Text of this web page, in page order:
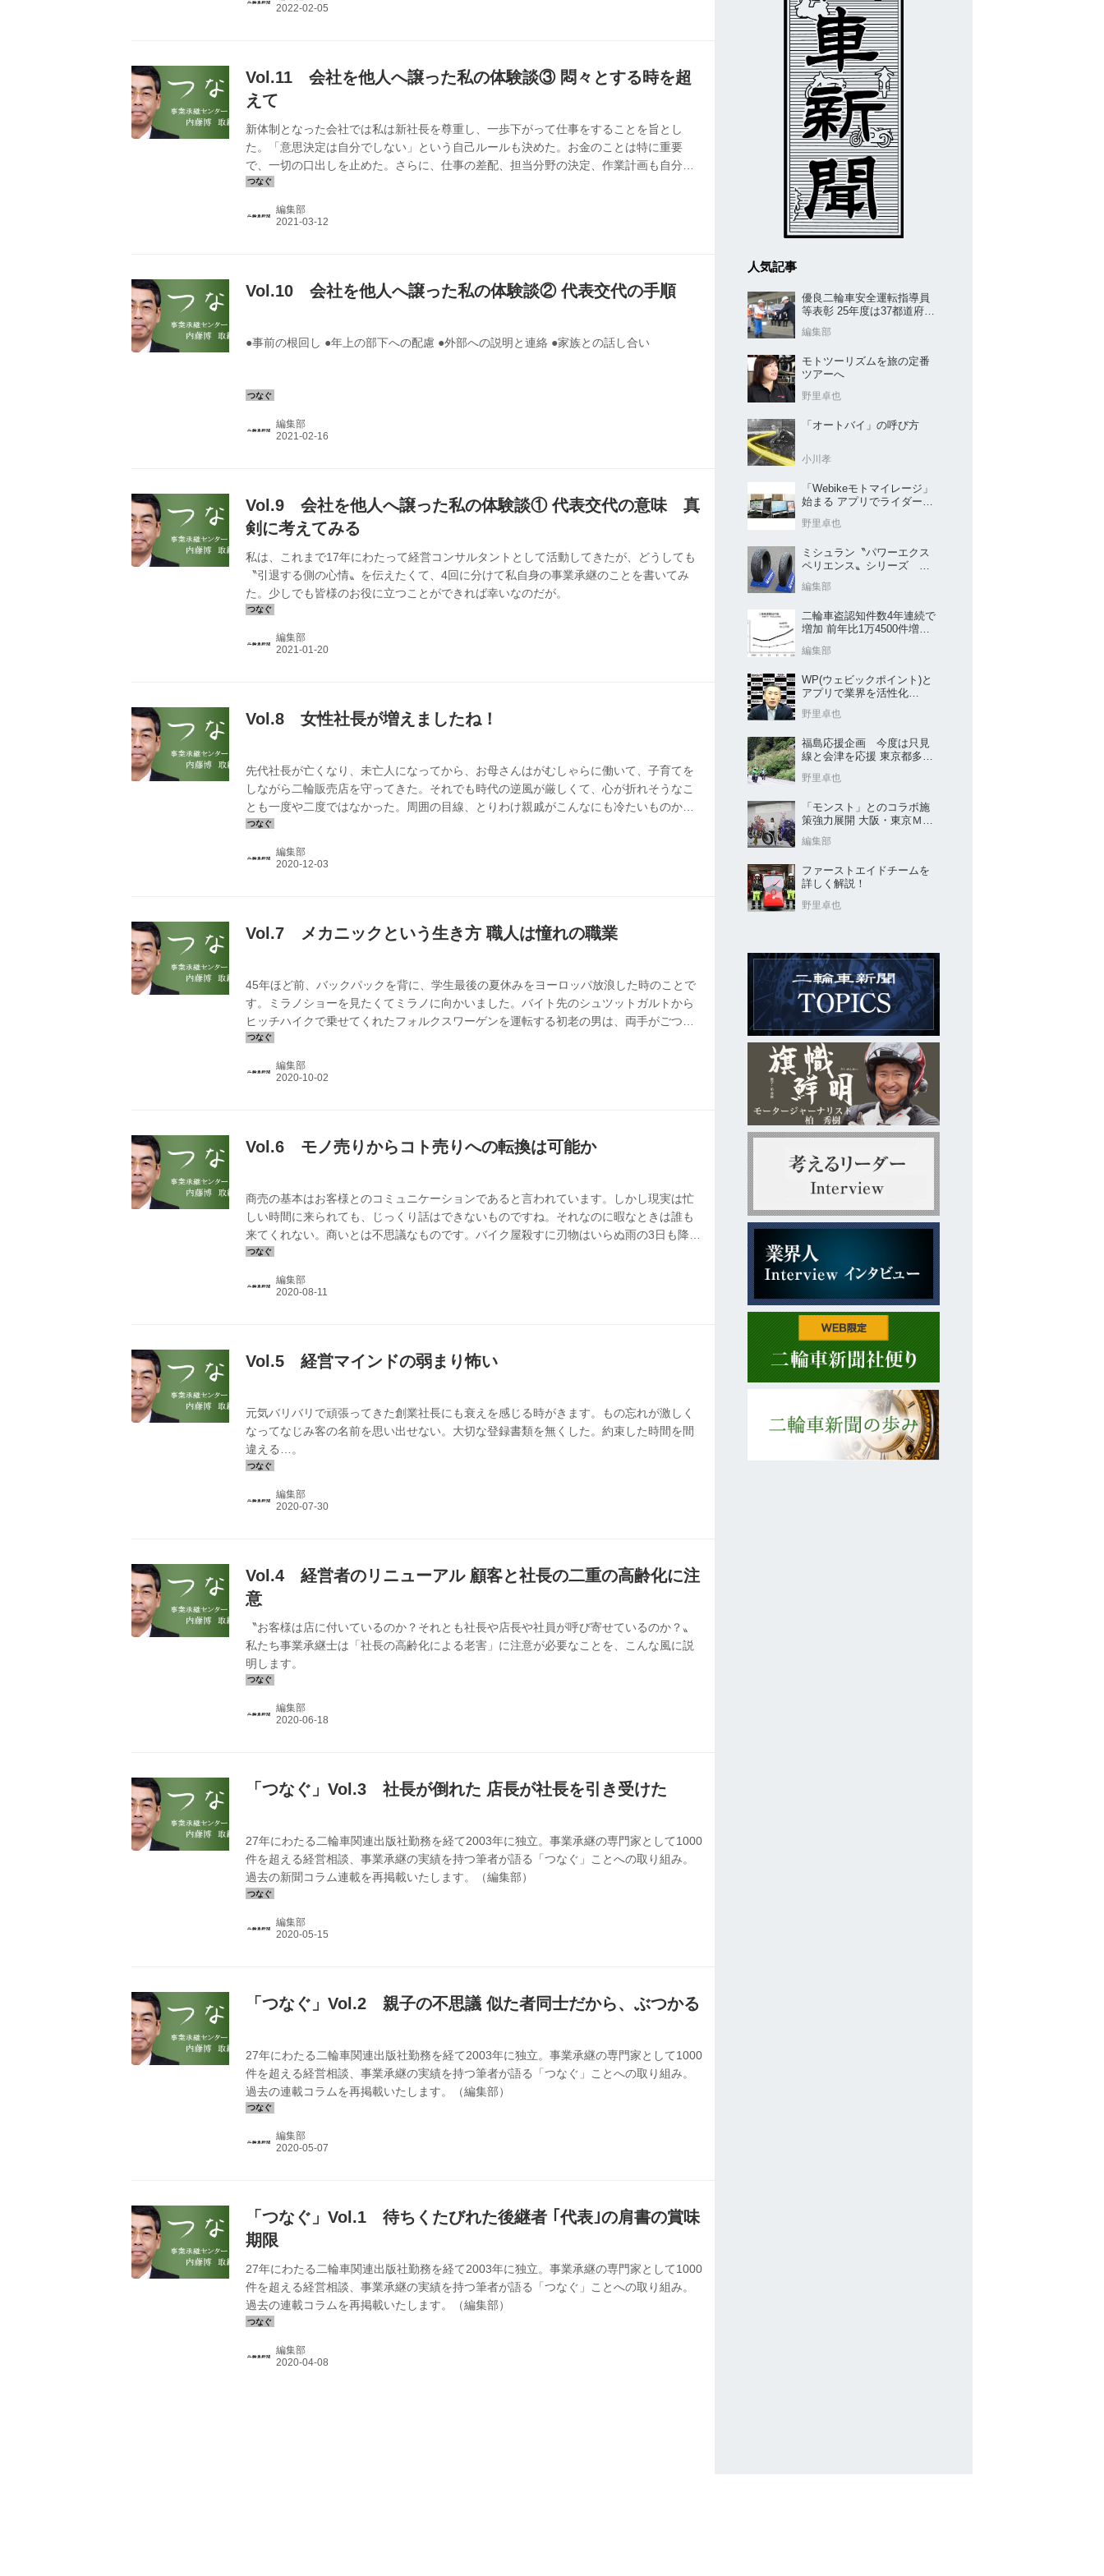
Vol.11 会社を他人へ譲った私の体験談③ 悶々とする時を超
えて
新体制となった会社では私は新社長を尊重し、一歩下がって仕事をすることを旨とし
た。「意思決定は自分でしない」という自己ルールも決めた。お金のことは特に重要
で、一切の口出しを止めた。さらに、仕事の差配、担当分野の決定、作業計画も自分で
は決めない。
編集部
Vol.10 会社を他人へ譲った私の体験談② 代表交代の手順
●事前の根回し ●年上の部下への配慮 ●外部への説明と連絡 ●家族との話し合い
編集部
Vol.9 会社を他人へ譲った私の体験談① 代表交代の意味 真
剣に考えてみる
私は、これまで17年にわたって経営コンサルタントとして活動してきたが、どうしても
〝引退する側の心情〟を伝えたくて、4回に分けて私自身の事業承継のことを書いてみ
た。少しでも皆様のお役に立つことができれば幸いなのだが。
編集部
Vol.8 女性社長が増えましたね！
先代社長が亡くなり、未亡人になってから、お母さんはがむしゃらに働いて、子育てを
しながら二輪販売店を守ってきた。それでも時代の逆風が厳しくて、心が折れそうなこ
とも一度や二度ではなかった。周囲の目線、とりわけ親戚がこんなにも冷たいものかと
恨んだこともあった。気が付けば息子も成人となり、「オフクロを楽にさせてやる」
編集部
Vol.7 メカニックという生き方 職人は憧れの職業
45年ほど前、バックパックを背に、学生最後の夏休みをヨーロッパ放浪した時のことで
す。ミラノショーを見たくてミラノに向かいました。バイト先のシュツットガルトから
ヒッチハイクで乗せてくれたフォルクスワーゲンを運転する初老の男は、両手がごつい
マイスターでした。彼は板金技術者で、「学はないが、腕があれば飯が喰える」と言っ
の誇りが刻まれているように見えました。
編集部
Vol.6 モノ売りからコト売りへの転換は可能か
商売の基本はお客様とのコミュニケーションであると言われています。しかし現実は忙
しい時間に来られても、じっくり話はできないものですね。それなのに暇なときは誰も
来てくれない。商いとは不思議なものです。バイク屋殺すに刃物はいらぬ雨の3日も降れ
ばよい、と言われたのは遥か昔の話ですね。現代ではピンポイントの天気予報を見て、
物は現物が見たいから、フィット感を確かめたいから、お店に触りに来ます。
編集部
Vol.5 経営マインドの弱まり怖い
元気バリバリで頑張ってきた創業社長にも衰えを感じる時がきます。もの忘れが激しく
なってなじみ客の名前を思い出せない。大切な登録書類を無くした。約束した時間を間
違える…。
編集部
Vol.4 経営者のリニューアル 顧客と社長の二重の高齢化に注
意
〝お客様は店に付いているのか？それとも社長や店長や社員が呼び寄せているのか？〟
私たち事業承継士は「社長の高齢化による老害」に注意が必要なことを、こんな風に説
明します。
編集部
「つなぐ」Vol.3 社長が倒れた 店長が社長を引き受けた
27年にわたる二輪車関連出版社勤務を経て2003年に独立。事業承継の専門家として1000
件を超える経営相談、事業承継の実績を持つ筆者が語る「つなぐ」ことへの取り組み。
過去の新聞コラム連載を再掲載いたします。（編集部）
編集部
「つなぐ」Vol.2 親子の不思議 似た者同士だから、ぶつかる
27年にわたる二輪車関連出版社勤務を経て2003年に独立。事業承継の専門家として1000
件を超える経営相談、事業承継の実績を持つ筆者が語る「つなぐ」ことへの取り組み。
過去の連載コラムを再掲載いたします。（編集部）
編集部
「つなぐ」Vol.1 待ちくたびれた後継者 ｢代表｣の肩書の賞味
期限
27年にわたる二輪車関連出版社勤務を経て2003年に独立。事業承継の専門家として1000
件を超える経営相談、事業承継の実績を持つ筆者が語る「つなぐ」ことへの取り組み。
過去の連載コラムを再掲載いたします。（編集部）
編集部
人気記事
優良二輪車安全運転指導員
等表彰 25年度は37都道府県
編集部
モトツーリズムを旅の定番
ツアーへ
野里卓也
「オートバイ」の呼び方
小川孝
「Webikeモトマイレージ」
始まる アプリでライダーと
野里卓也
ミシュラン〝パワーエクス
ペリエンス〟シリーズ
売
編集部
二輪車盗認知件数4年連続で
増加 前年比1万4500件増／
編集部
WP(ウェビックポイント)と
アプリで業界を活性化
野里卓也
福島応援企画 今度は只見
線と会津を応援 東京都多摩
野里卓也
「モンスト」とのコラボ施
策強力展開 大阪・東京ＭＣ
編集部
ファーストエイドチームを
詳しく解説！
野里卓也